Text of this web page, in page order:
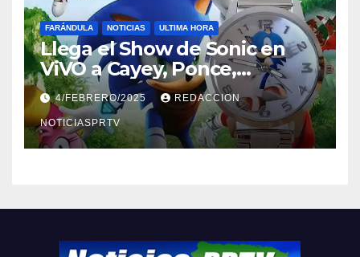
FARÁNDULA NOTICIAS ULTIMA HORA
Llega el Show de Sonic en
ViVO a Cayey, Ponce,
Barceloneta y Humacao,
Relojes gratis para el que
compre ahora….
4/FEBRERO/2025 REDACCION
NOTICIASPRTV